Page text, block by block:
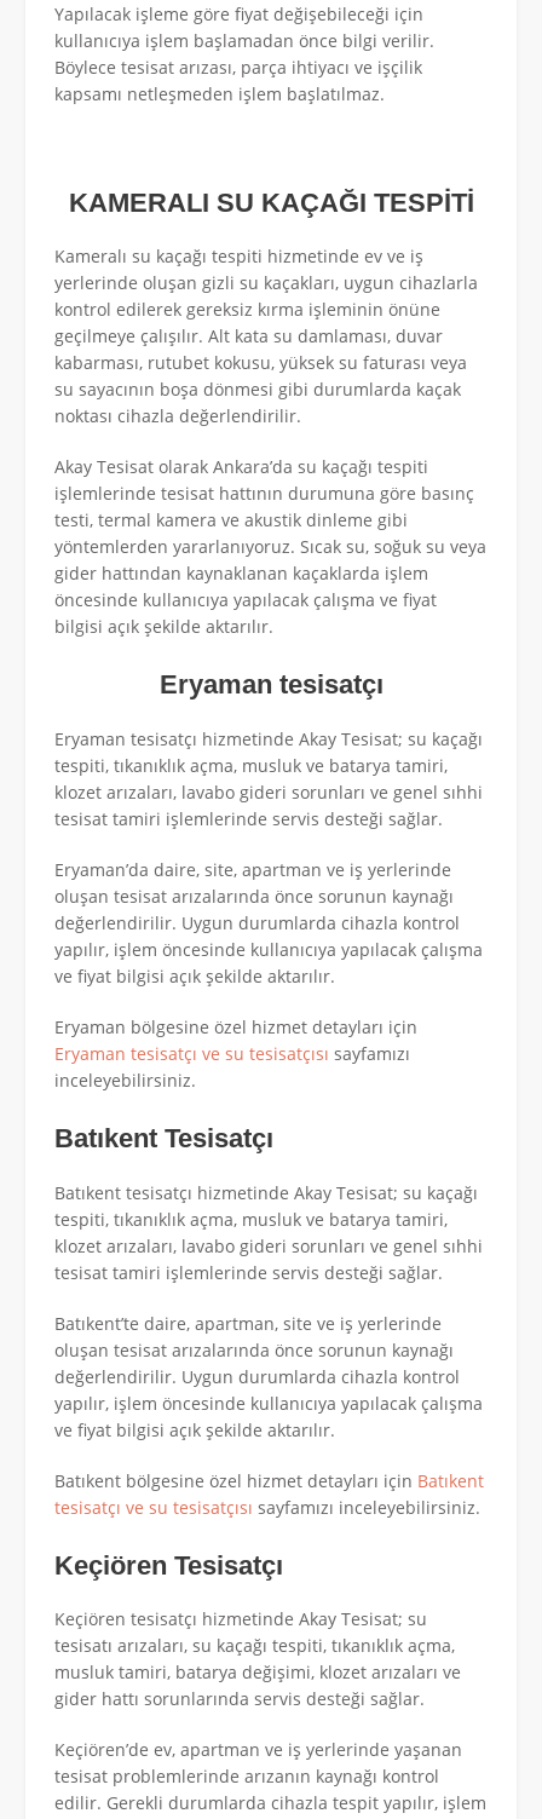
Yapılacak işleme göre fiyat değişebileceği için
kullanıcıya işlem başlamadan önce bilgi verilir.
Böylece tesisat arızası, parça ihtiyacı ve işçilik
kapsamı netleşmeden işlem başlatılmaz.
KAMERALI SU KAÇAĞI TESPİTİ
Kameralı su kaçağı tespiti hizmetinde ev ve iş
yerlerinde oluşan gizli su kaçakları, uygun cihazlarla
kontrol edilerek gereksiz kırma işleminin önüne
geçilmeye çalışılır. Alt kata su damlaması, duvar
kabarması, rutubet kokusu, yüksek su faturası veya
su sayacının boşa dönmesi gibi durumlarda kaçak
noktası cihazla değerlendirilir.
Akay Tesisat olarak Ankara’da su kaçağı tespiti
işlemlerinde tesisat hattının durumuna göre basınç
testi, termal kamera ve akustik dinleme gibi
yöntemlerden yararlanıyoruz. Sıcak su, soğuk su veya
gider hattından kaynaklanan kaçaklarda işlem
öncesinde kullanıcıya yapılacak çalışma ve fiyat
bilgisi açık şekilde aktarılır.
Eryaman tesisatçı
Eryaman tesisatçı hizmetinde Akay Tesisat; su kaçağı
tespiti, tıkanıklık açma, musluk ve batarya tamiri,
klozet arızaları, lavabo gideri sorunları ve genel sıhhi
tesisat tamiri işlemlerinde servis desteği sağlar.
Eryaman’da daire, site, apartman ve iş yerlerinde
oluşan tesisat arızalarında önce sorunun kaynağı
değerlendirilir. Uygun durumlarda cihazla kontrol
yapılır, işlem öncesinde kullanıcıya yapılacak çalışma
ve fiyat bilgisi açık şekilde aktarılır.
Eryaman bölgesine özel hizmet detayları için
Eryaman tesisatçı ve su tesisatçısı sayfamızı
inceleyebilirsiniz.
Batıkent Tesisatçı
Batıkent tesisatçı hizmetinde Akay Tesisat; su kaçağı
tespiti, tıkanıklık açma, musluk ve batarya tamiri,
klozet arızaları, lavabo gideri sorunları ve genel sıhhi
tesisat tamiri işlemlerinde servis desteği sağlar.
Batıkent’te daire, apartman, site ve iş yerlerinde
oluşan tesisat arızalarında önce sorunun kaynağı
değerlendirilir. Uygun durumlarda cihazla kontrol
yapılır, işlem öncesinde kullanıcıya yapılacak çalışma
ve fiyat bilgisi açık şekilde aktarılır.
Batıkent bölgesine özel hizmet detayları için Batıkent
tesisatçı ve su tesisatçısı sayfamızı inceleyebilirsiniz.
Keçiören Tesisatçı
Keçiören tesisatçı hizmetinde Akay Tesisat; su
tesisatı arızaları, su kaçağı tespiti, tıkanıklık açma,
musluk tamiri, batarya değişimi, klozet arızaları ve
gider hattı sorunlarında servis desteği sağlar.
Keçiören’de ev, apartman ve iş yerlerinde yaşanan
tesisat problemlerinde arızanın kaynağı kontrol
edilir. Gerekli durumlarda cihazla tespit yapılır, işlem